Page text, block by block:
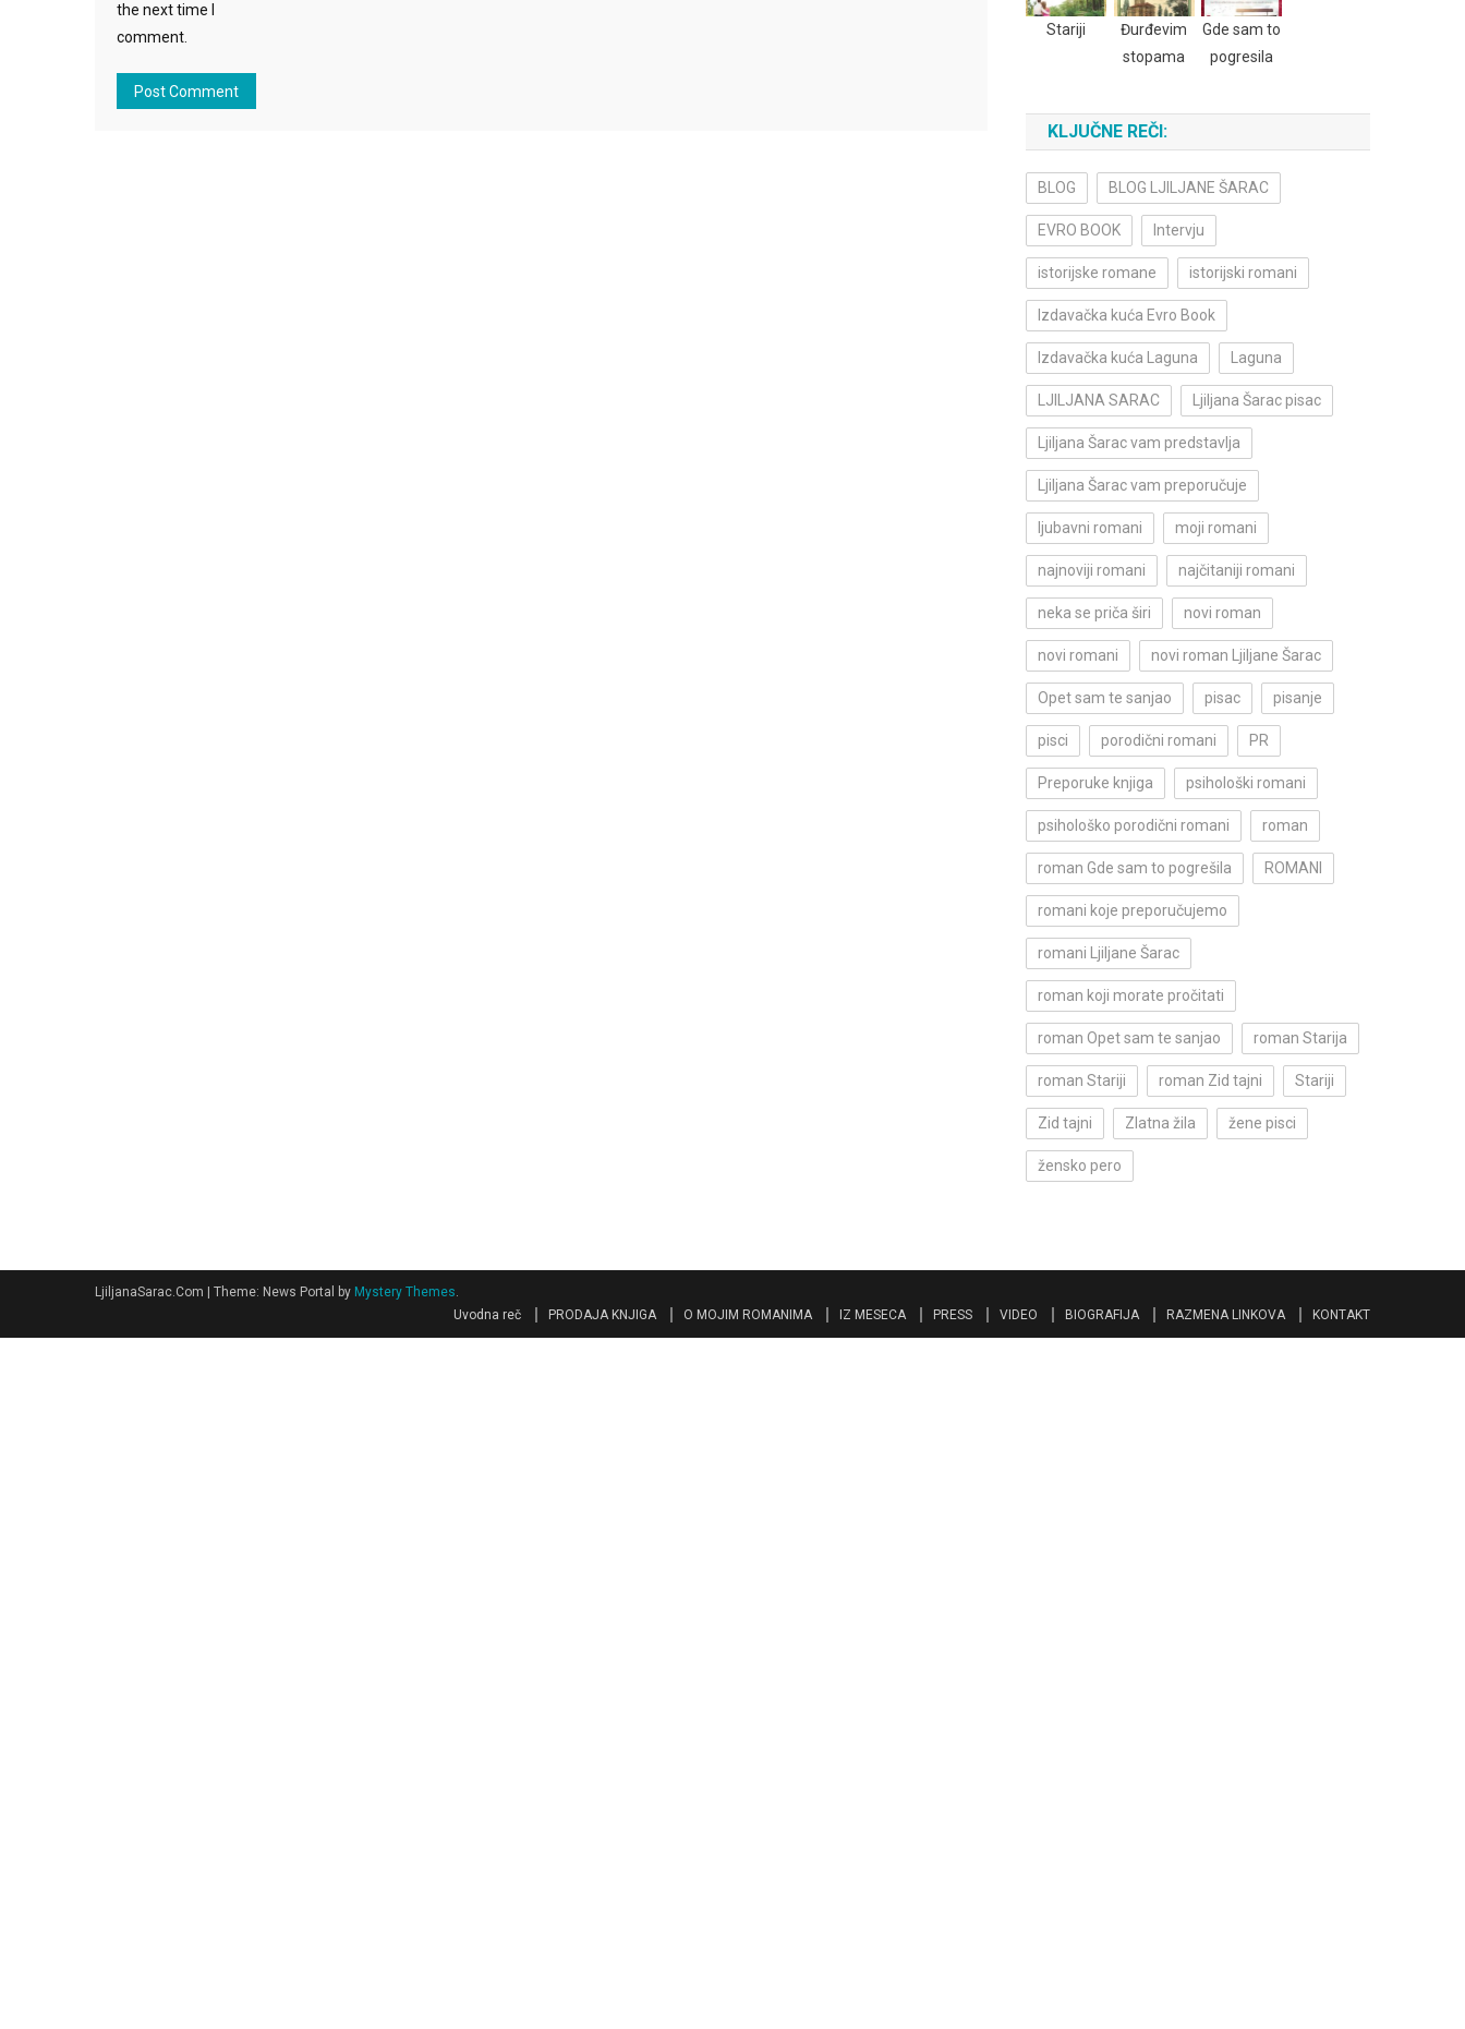
the next time I
comment.
Stariji
Đurđevim
stopama
Gde sam to
pogresila
KLJUČNE REČI:
BLOG BLOG LJILJANE ŠARAC
EVRO BOOK Intervju
istorijske romane istorijski romani
Izdavačka kuća Evro Book
Izdavačka kuća Laguna Laguna
LJILJANA SARAC Ljiljana Šarac pisac
Ljiljana Šarac vam predstavlja
Ljiljana Šarac vam preporučuje
ljubavni romani moji romani
najnoviji romani najčitaniji romani
neka se priča širi novi roman
novi romani novi roman Ljiljane Šarac
Opet sam te sanjao pisac pisanje
pisci porodični romani PR
Preporuke knjiga psihološki romani
psihološko porodični romani roman
roman Gde sam to pogrešila ROMANI
romani koje preporučujemo
romani Ljiljane Šarac
roman koji morate pročitati
roman Opet sam te sanjao roman Starija
roman Stariji roman Zid tajni Stariji
Zid tajni Zlatna žila žene pisci
žensko pero
LjiljanaSarac.Com Theme: News Portal by Mystery Themes.
Uvodna reč
PRODAJA KNJIGA O MOJIM ROMANIMA IZ MESECA PRESS VIDEO BIOGRAFIJA RAZMENA LINKOVA KONTAKT